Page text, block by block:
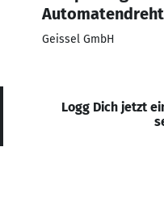
Geissel GmbH
Logg Dich jetzt